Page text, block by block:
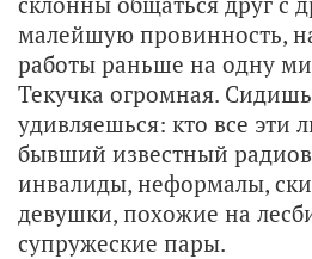
малейшую провинность,
работы раньше на одну
Текучка огромная.
удивляешься: кто все эти
бывший известный
инвалиды, неформалы,
девушки, похожие на
супружеские пары.